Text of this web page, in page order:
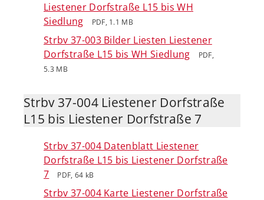
Liestener Dorfstraße L15 bis WH
Siedlung
PDF, 1.1 MB
Strbv 37-003 Bilder Liesten Liestener
Dorfstraße L15 bis WH Siedlung
PDF,
5.3 MB
Strbv 37-004 Liestener Dorfstraße
L15 bis Liestener Dorfstraße 7
Strbv 37-004 Datenblatt Liestener
Dorfstraße L15 bis Liestener Dorfstraße
7
PDF, 64 kB
Strbv 37-004 Karte Liestener Dorfstraße